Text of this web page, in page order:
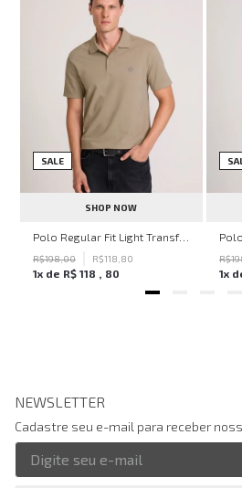
SALE
SHOP NOW
Polo Regular Fit Light Transfer Bege Médio John John Masculina
R$198,00 R$118 80
1x de R$ 118 80
R$
1x
NEWSLETTER
Cadastre seu e-mail para receber